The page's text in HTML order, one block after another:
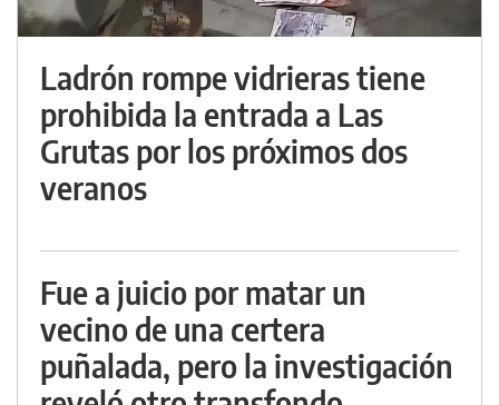
Ladrón rompe vidrieras tiene
prohibida la entrada a Las
Grutas por los próximos dos
veranos
Fue a juicio por matar un
vecino de una certera
puñalada, pero la investigación